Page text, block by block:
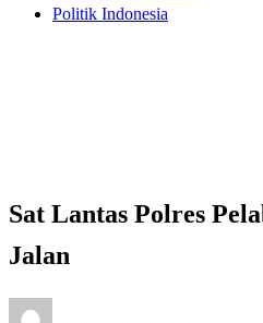
Politik Indonesia
Sat Lantas Polres
Jalan